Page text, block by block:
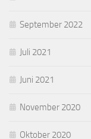
September 2022
Juli 2021
Juni 2021
November 2020
Oktober 2020